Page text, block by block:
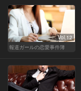
Vol.12
報道ガールの恋愛事件簿